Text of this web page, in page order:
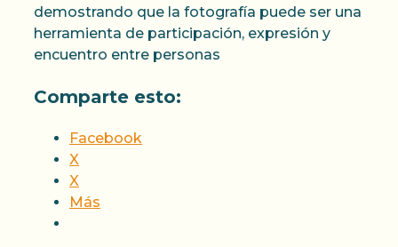
demostrando que la fotografía puede ser una
herramienta de participación, expresión y
encuentro entre personas
Comparte esto:
Facebook
X
X
Más